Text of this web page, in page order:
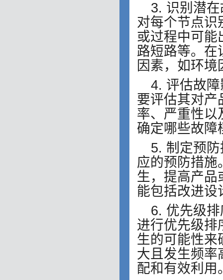
3. 识别潜
对每个节点识
或过程中可能
路短路等。在
因素，如环
4. 评估故
要评估其对产
率、严重性以
确定哪些故障
5. 制定预
应的预防措施
生，提高产品
能包括改进设
6. 优先级
进行优先级排
生的可能性来
大且发生频率
配和有效利用